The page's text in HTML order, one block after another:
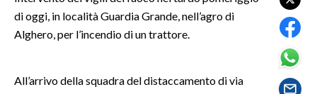
SPETTACOLI
di oggi, in località Guardia Grande, nell’agro di
Alghero, per l’incendio di un trattore.
All’arrivo della squadra del distaccamento di via